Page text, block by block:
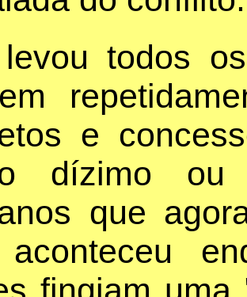
todos
e
dízimo ou
que